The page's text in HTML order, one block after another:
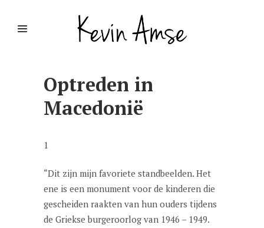
Optreden in
Macedonië
1
“Dit zijn mijn favoriete standbeelden. Het
ene is een monument voor de kinderen die
gescheiden raakten van hun ouders tijdens
de Griekse burgeroorlog van 1946 – 1949.